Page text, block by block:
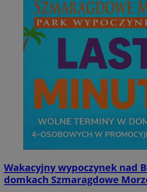
Wakacyjny wypoczynek nad
domkach Szmaragdowe